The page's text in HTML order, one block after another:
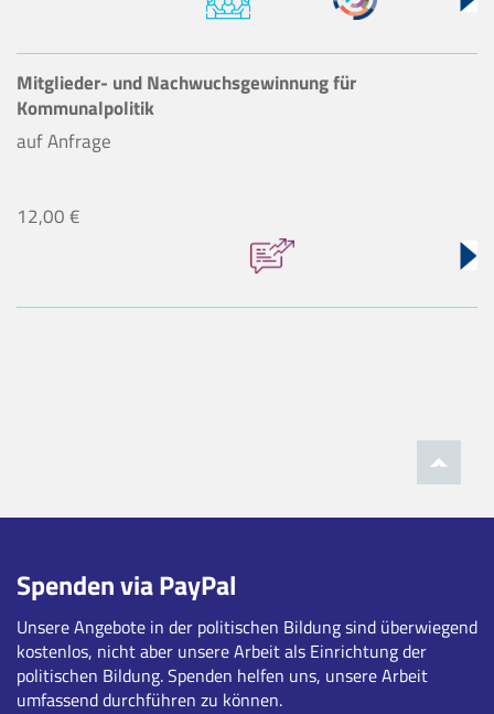
Mitglieder- und Nachwuchsgewinnung für
Kommunalpolitik
auf Anfrage
12,00 €
Spenden via PayPal
Unsere Angebote in der politischen Bildung sind überwiegend
kostenlos, nicht aber unsere Arbeit als Einrichtung der
politischen Bildung. Spenden helfen uns, unsere Arbeit
umfassend durchführen zu können.